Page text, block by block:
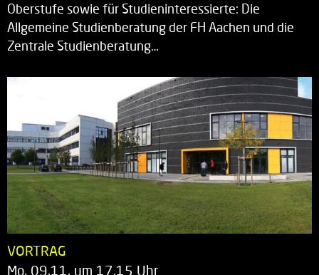
Oberstufe sowie für Studieninteressierte: Die
Allgemeine Studienberatung der FH Aachen und die
Zentrale Studienberatung…
VORTRAG
Mo. 09.11. um 17.15 Uhr